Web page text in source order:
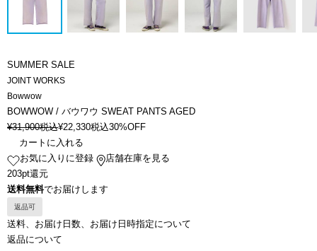
SUMMER SALE
JOINT WORKS
Bowwow
BOWWOW / バウワウ SWEAT PANTS AGED
¥31,900税込¥22,330税込30%OFF
カートに入れる
お気に入りに登録
店舗在庫を見る
203pt還元
送料無料でお届けします
返品可
送料、お届け日数、お届け日時指定について
返品について